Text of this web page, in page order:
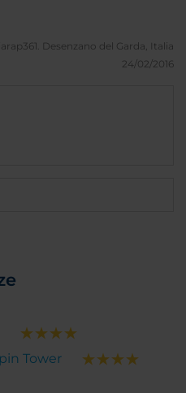
Desenzano del Garda, Italia
24/02/2016
Tower